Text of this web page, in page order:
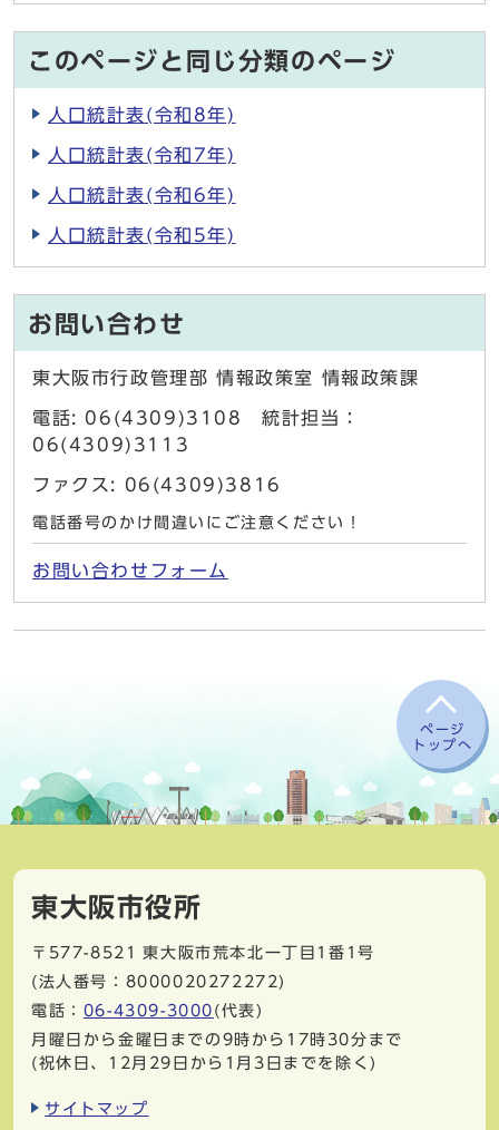
このページと同じ分類のページ
人口統計表(令和8年)
人口統計表(令和7年)
人口統計表(令和6年)
人口統計表(令和5年)
お問い合わせ
東大阪市行政管理部 情報政策室 情報政策課
電話: 06(4309)3108 統計担当：
06(4309)3113
ファクス: 06(4309)3816
電話番号のかけ間違いにご注意ください！
お問い合わせフォーム
ページ
トップへ
東大阪市役所
〒577-8521
東大阪市荒本北一丁目1番1号
(法人番号：8000020272272)
電話： 06-4309-3000 (代表)
月曜日から金曜日までの9時から17時30分まで
(祝休日、12月29日から1月3日までを除く)
サイトマップ